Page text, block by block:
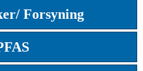
Forsyning